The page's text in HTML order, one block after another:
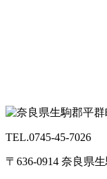
TEL.0745-45-7026
〒636-0914 奈良県